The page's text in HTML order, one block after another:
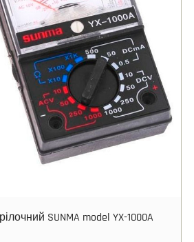
SUNMA model YX-1000A